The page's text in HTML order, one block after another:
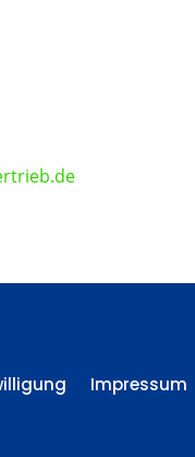
Impressum